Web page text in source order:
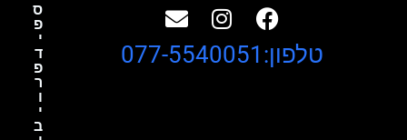
ס
פ
י
ד
פ
ר
ו
י
ב
טלפון:077-5540051